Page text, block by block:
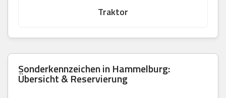
Traktor
Sonderkennzeichen in Hammelburg:
Übersicht & Reservierung